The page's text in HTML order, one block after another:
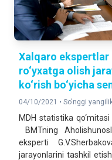
Xalqaro
ro‘yxatga olish
ko‘rish bo‘yicha
04/10/2021 • So'nggi
MDH statistika
BMTning
eksperti
jarayonlarini tashkil